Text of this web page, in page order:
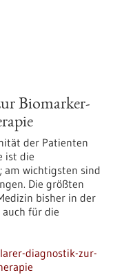
Biomarker-
der Patienten
ist die
am wichtigsten sind
Die größten
bisher in der
auch für die
diagnostik-zur-